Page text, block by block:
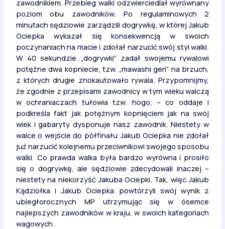
zawodnikiem. Przebieg walki odzwierciedlał wyrównany
poziom obu zawodników. Po regulaminowych 2
minutach sędziowie zarządzili dogrywkę, w której Jakub
Ociepka wykazał się konsekwencją w swoich
poczynaniach na macie i zdołał narzucić swój styl walki.
W 40 sekundzie „dogrywki” zadał swojemu rywalowi
potężne dwa kopniecie, tzw. „mawashi geri” na brzuch,
z których drugie znokautowało rywala. Przypomnijmy,
że zgodnie z przepisami zawodnicy w tym wieku walczą
w ochraniaczach tułowia tzw. hogo, – co oddaje i
podkreśla fakt jak potężnym kopnięciem jak na swój
wiek i gabaryty dysponuje nasz zawodnik. Niestety w
walce o wejście do półfinału Jakub Ociepka nie zdołał
już narzucić kolejnemu przeciwnikowi swojego sposobu
walki. Co prawda walka była bardzo wyrówna i prosiło
się o dogrywkę, ale sędziowie zdecydowali inaczej –
niestety na niekorzyść Jakuba Ociepki. Tak, więc Jakub
Kądziołka i Jakub Ociepka powtórzyli swój wynik z
ubiegłorocznych MP utrzymując się w ósemce
najlepszych zawodników w kraju, w swoich kategoriach
wagowych.